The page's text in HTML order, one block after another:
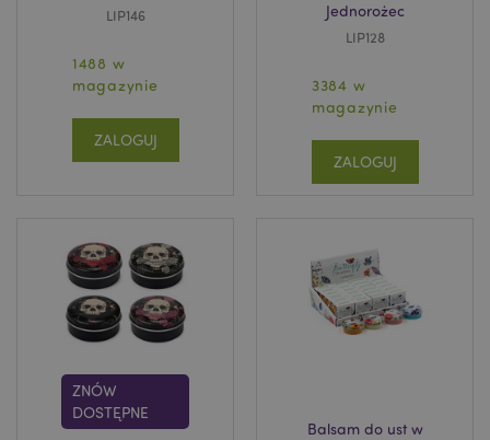
LIP146
1488 w
magazynie
ZALOGUJ
Jednorożec
LIP128
3384 w
magazynie
ZALOGUJ
ZNÓW
DOSTĘPNE
Balsam do ust w